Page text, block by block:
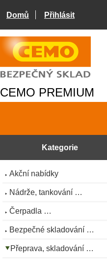
Domů Přihlásit
CEMO PREMIUM
Kategorie
Akční nabídky
Nádrže, tankování …
Čerpadla …
Bezpečné skladování …
Přeprava, skladování …